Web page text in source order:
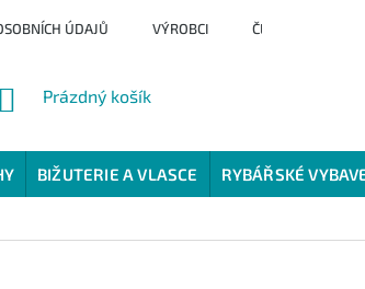
ÚDAJŮ VÝROBCI ČLÁNKY
NÁKUPNÍ
Prázdný košík
BIŽUTERIE A VLASCE RYBÁŘSKÉ